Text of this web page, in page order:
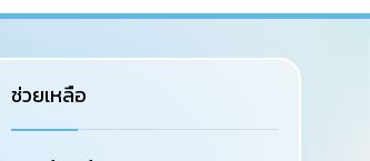
ช่วยเหลือ